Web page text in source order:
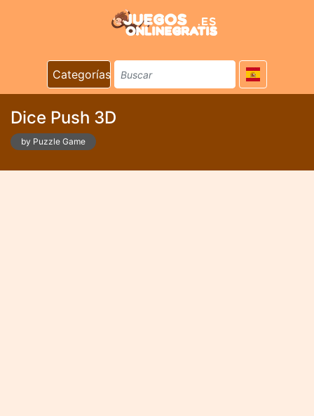
Categorías
Dice Push 3D
by Puzzle Game